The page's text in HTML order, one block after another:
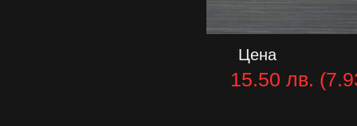
Цена
15.50 лв.